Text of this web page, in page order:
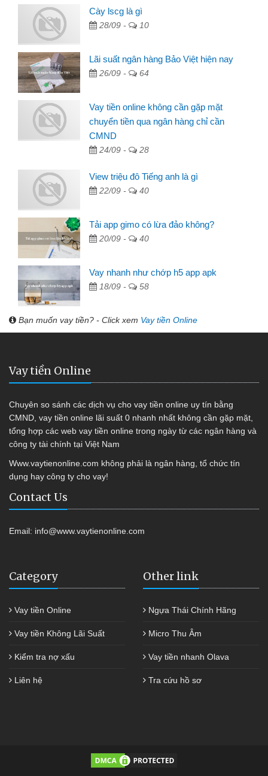
Cày lscg là gì
28/09 - 10
Lãi suất ngân hàng Bảo Việt hiện nay
26/09 - 64
Vay tiền online không cần gặp mặt
chuyển tiền qua ngân hàng chỉ cần
CMND
24/09 - 28
View triệu đô Tiếng anh là gì
22/09 - 40
Tải app gimo có lừa đảo không?
20/09 - 40
Vay nhanh như chớp h5 app apk
18/09 - 58
Bạn muốn vay tiền? - Click xem Vay tiền Online
Vay tiền Online
Chuyên so sánh các dịch vụ cho vay tiền online uy tín bằng
CMND, vay tiền online lãi suất 0 nhanh nhất không cần gặp mặt,
tổng hợp các web vay tiền online trong ngày từ các ngân hàng và
công ty tài chính tại Việt Nam
Www.vaytienonline.com không phải là ngân hàng, tổ chức tín
dụng hay công ty cho vay!
Contact Us
Email: info@www.vaytienonline.com
Category
Vay tiền Online
Vay tiền Không Lãi Suất
Kiểm tra nợ xấu
Liên hệ
Other link
Ngựa Thái Chính Hãng
Micro Thu Âm
Vay tiền nhanh Olava
Tra cứu hồ sơ